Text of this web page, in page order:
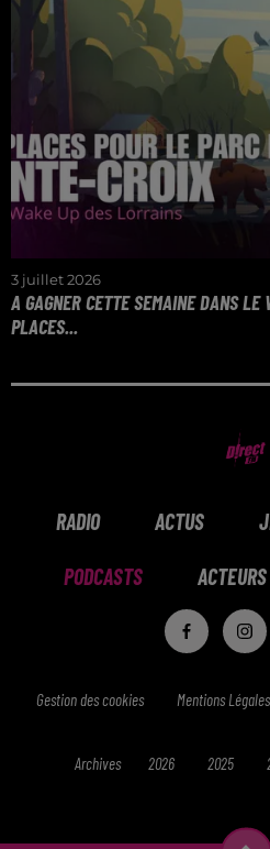
3 juillet 2026
A GAGNER CETTE SEMAINE DANS
PLACES...
RADIO ACTUS
PODCASTS
Gestion des cookies Mentions Légales
Archives 2026 2025